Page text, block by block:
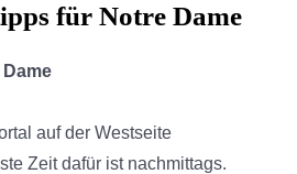
für Notre Dame
auf der Westseite
Zeit dafür ist nachmittags.